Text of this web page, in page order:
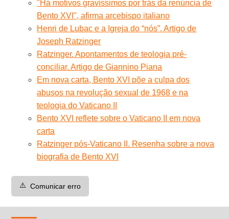
"Há motivos gravíssimos por trás da renúncia de
Bento XVI", afirma arcebispo italiano
Henri de Lubac e a Igreja do “nós”. Artigo de
Joseph Ratzinger
Ratzinger. Apontamentos de teologia pré-
conciliar. Artigo de Giannino Piana
Em nova carta, Bento XVI põe a culpa dos
abusos na revolução sexual de 1968 e na
teologia do Vaticano II
Bento XVI reflete sobre o Vaticano II em nova
carta
Ratzinger pós-Vaticano II. Resenha sobre a nova
biografia de Bento XVI
⚠️ Comunicar erro